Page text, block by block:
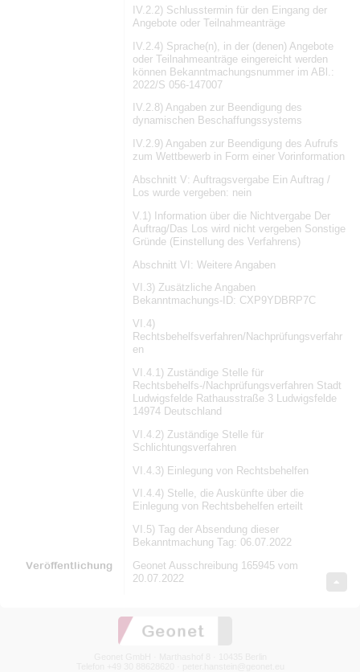
IV.2.2) Schlusstermin für den Eingang der
Angebote oder Teilnahmeanträge
IV.2.4) Sprache(n), in der (denen) Angebote
oder Teilnahmeanträge eingereicht werden
können Bekanntmachungsnummer im ABl.:
2022/S 056-147007
IV.2.8) Angaben zur Beendigung des
dynamischen Beschaffungssystems
IV.2.9) Angaben zur Beendigung des Aufrufs
zum Wettbewerb in Form einer Vorinformation
Abschnitt V: Auftragsvergabe Ein Auftrag /
Los wurde vergeben: nein
V.1) Information über die Nichtvergabe Der
Auftrag/Das Los wird nicht vergeben Sonstige
Gründe (Einstellung des Verfahrens)
Abschnitt VI: Weitere Angaben
VI.3) Zusätzliche Angaben
Bekanntmachungs-ID: CXP9YDBRP7C
VI.4)
Rechtsbehelfsverfahren/Nachprüfungsverfahr
en
VI.4.1) Zuständige Stelle für
Rechtsbehelfs-/Nachprüfungsverfahren Stadt
Ludwigsfelde Rathausstraße 3 Ludwigsfelde
14974 Deutschland
VI.4.2) Zuständige Stelle für
Schlichtungsverfahren
VI.4.3) Einlegung von Rechtsbehelfen
VI.4.4) Stelle, die Auskünfte über die
Einlegung von Rechtsbehelfen erteilt
VI.5) Tag der Absendung dieser
Bekanntmachung Tag: 06.07.2022
Veröffentlichung
Geonet Ausschreibung 165945 vom
20.07.2022